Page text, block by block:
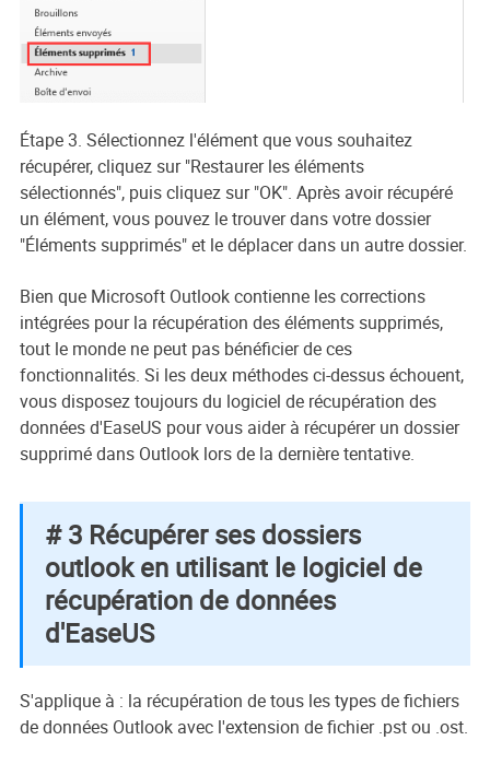
Étape 3. Sélectionnez l'élément que vous souhaitez
récupérer, cliquez sur "Restaurer les éléments
sélectionnés", puis cliquez sur "OK". Après avoir récupéré
un élément, vous pouvez le trouver dans votre dossier
"Éléments supprimés" et le déplacer dans un autre dossier.
Bien que Microsoft Outlook contienne les corrections
intégrées pour la récupération des éléments supprimés,
tout le monde ne peut pas bénéficier de ces
fonctionnalités. Si les deux méthodes ci-dessus échouent,
vous disposez toujours du logiciel de récupération des
données d'EaseUS pour vous aider à récupérer un dossier
supprimé dans Outlook lors de la dernière tentative.
# 3 Récupérer ses dossiers
outlook en utilisant le logiciel de
récupération de données
d'EaseUS
S'applique à : la récupération de tous les types de fichiers
de données Outlook avec l'extension de fichier .pst ou .ost.